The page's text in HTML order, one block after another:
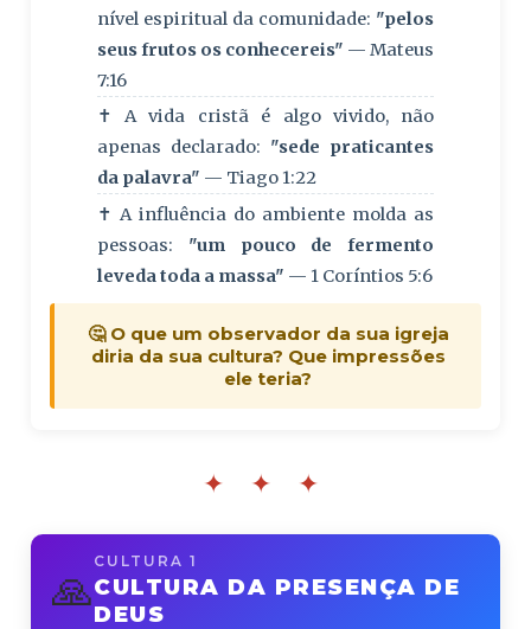
nível espiritual da comunidade: "pelos
seus frutos os conhecereis" — Mateus
7:16
✝️ A vida cristã é algo vivido, não
apenas declarado: "sede praticantes
da palavra" — Tiago 1:22
✝️ A influência do ambiente molda as
pessoas: "um pouco de fermento
leveda toda a massa" — 1 Coríntios 5:6
🤔 O que um observador da sua igreja
diria da sua cultura? Que impressões
ele teria?
✦ ✦ ✦
🙏
CULTURA 1
CULTURA DA PRESENÇA DE
DEUS